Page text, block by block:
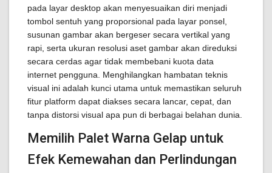
pada layar desktop akan menyesuaikan diri menjadi
tombol sentuh yang proporsional pada layar ponsel,
susunan gambar akan bergeser secara vertikal yang
rapi, serta ukuran resolusi aset gambar akan direduksi
secara cerdas agar tidak membebani kuota data
internet pengguna. Menghilangkan hambatan teknis
visual ini adalah kunci utama untuk memastikan seluruh
fitur platform dapat diakses secara lancar, cepat, dan
tanpa distorsi visual apa pun di berbagai belahan dunia.
Memilih Palet Warna Gelap untuk
Efek Kemewahan dan Perlindungan